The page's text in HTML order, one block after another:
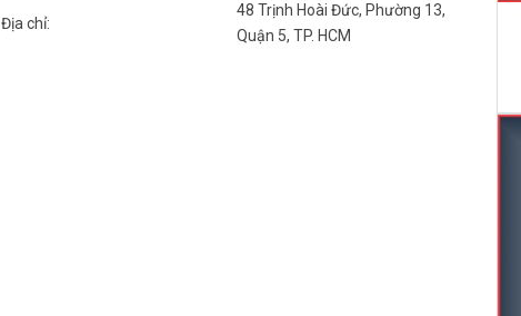
Địa chỉ:
48 Trịnh Hoài Đức, Phường 13,
Quận 5, TP. HCM